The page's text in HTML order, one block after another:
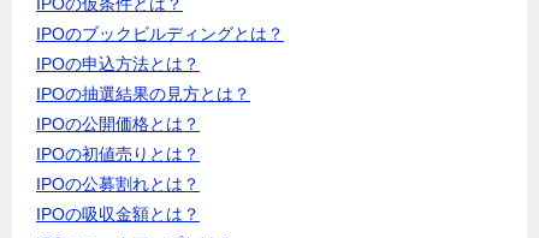
IPOのブックビルディングとは？
IPOの申込方法とは？
IPOの抽選結果の見方とは？
IPOの公開価格とは？
IPOの初値売りとは？
IPOの公募割れとは？
IPOの吸収金額とは？